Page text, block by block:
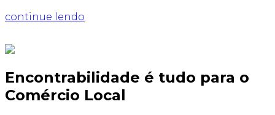
continue lendo
Encontrabilidade é tudo para o
Comércio Local